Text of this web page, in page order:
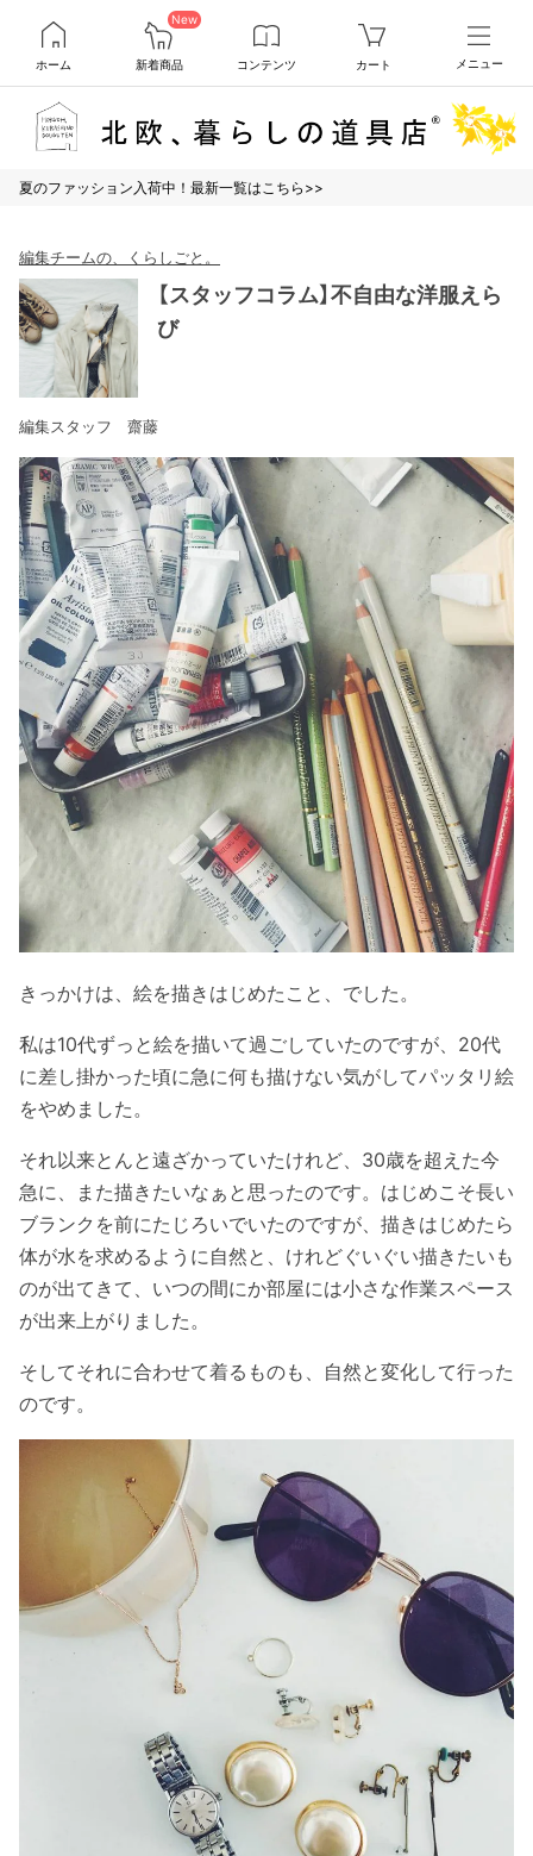
ホーム
New
新着商品 コンテンツ カート メニュー
夏のファッション入荷中！最新一覧はこちら>>
編集チームの、くらしごと。
【スタッフコラム】不自由な洋服えら
び
編集スタッフ 齋藤
きっかけは、絵を描きはじめたこと、でした。
私は10代ずっと絵を描いて過ごしていたのですが、20代
に差し掛かった頃に急に何も描けない気がしてパッタリ絵
をやめました。
それ以来とんと遠ざかっていたけれど、30歳を超えた今
急に、また描きたいなぁと思ったのです。はじめこそ長い
ブランクを前にたじろいでいたのですが、描きはじめたら
体が水を求めるように自然と、けれどぐいぐい描きたいも
のが出てきて、いつの間にか部屋には小さな作業スペース
が出来上がりました。
そしてそれに合わせて着るものも、自然と変化して行った
のです。